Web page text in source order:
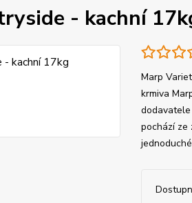
- kachní
Marp
krmiva
pochází ze